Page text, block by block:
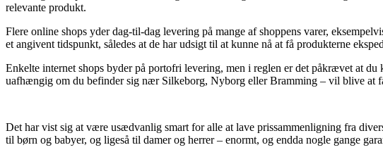
relevante produkt.
Flere online shops yder dag-til-dag levering på mange af shoppens varer,
et angivent tidspunkt, således at de har udsigt til at kunne nå at få produkterne
Enkelte internet shops byder på portofri levering, men i reglen er det påkrævet at
uafhængig om du befinder sig nær Silkeborg, Nyborg eller Bramming – vil blive at
Det har vist sig at være usædvanlig smart for alle at lave prissammenligning fra
til børn og babyer, og ligeså til damer og herrer – enormt, og endda nogle gange